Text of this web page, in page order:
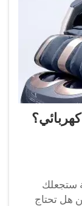
ستجعلك
هل تحتاج